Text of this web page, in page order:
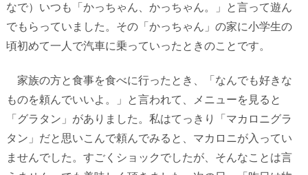
なで）いつも「かっちゃん、かっちゃん。」と言って遊ん
でもらっていました。その「かっちゃん」の家に小学生の
頃初めて一人で汽車に乗っていったときのことです。
家族の方と食事を食べに行ったとき、「なんでも好きな
ものを頼んでいいよ。」と言われて、メニューを見ると
「グラタン」がありました。私はてっきり「マカロニグラ
タン」だと思いこんで頼んでみると、マカロニが入ってい
ませんでした。すごくショックでしたが、そんなことは言